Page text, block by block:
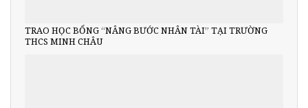
TRAO HỌC BỔNG “NÂNG BƯỚC NHÂN TÀI” TẠI TRƯỜNG
THCS MINH CHÂU